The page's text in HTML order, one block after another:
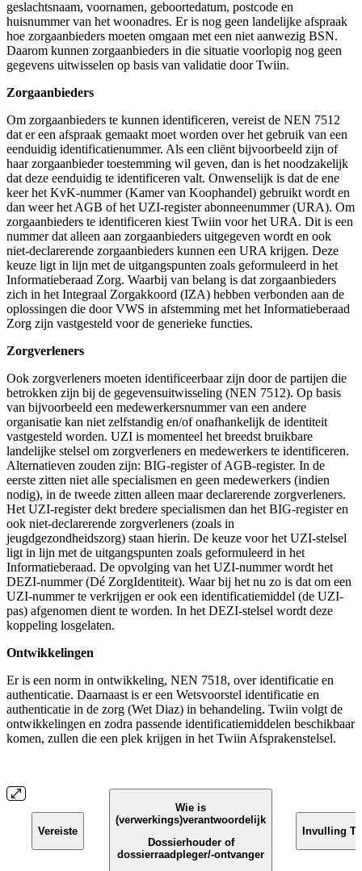
geslachtsnaam, voornamen, geboortedatum, postcode en
huisnummer van het woonadres. Er is nog geen landelijke afspraak
hoe zorgaanbieders moeten omgaan met een niet aanwezig BSN.
Daarom kunnen zorgaanbieders in die situatie voorlopig nog geen
gegevens uitwisselen op basis van validatie door Twiin.
Zorgaanbieders
Om zorgaanbieders te kunnen identificeren, vereist de NEN 7512
dat er een afspraak gemaakt moet worden over het gebruik van een
eenduidig identificatienummer. Als een cliënt bijvoorbeeld zijn of
haar zorgaanbieder toestemming wil geven, dan is het noodzakelijk
dat deze eenduidig te identificeren valt. Onwenselijk is dat de ene
keer het KvK-nummer (Kamer van Koophandel) gebruikt wordt en
dan weer het AGB of het UZI-register abonneenummer (URA). Om
zorgaanbieders te identificeren kiest Twiin voor het URA. Dit is een
nummer dat alleen aan zorgaanbieders uitgegeven wordt en ook
niet-declarerende zorgaanbieders kunnen een URA krijgen. Deze
keuze ligt in lijn met de uitgangspunten zoals geformuleerd in het
Informatieberaad Zorg. Waarbij van belang is dat zorgaanbieders
zich in het Integraal Zorgakkoord (IZA) hebben verbonden aan de
oplossingen die door VWS in afstemming met het Informatieberaad
Zorg zijn vastgesteld voor de generieke functies.
Zorgverleners
Ook zorgverleners moeten identificeerbaar zijn door de partijen die
betrokken zijn bij de gegevensuitwisseling (NEN 7512). Op basis
van bijvoorbeeld een medewerkersnummer van een andere
organisatie kan niet zelfstandig en/of onafhankelijk de identiteit
vastgesteld worden. UZI is momenteel het breedst bruikbare
landelijke stelsel om zorgverleners en medewerkers te identificeren.
Alternatieven zouden zijn: BIG-register of AGB-register. In de
eerste zitten niet alle specialismen en geen medewerkers (indien
nodig), in de tweede zitten alleen maar declarerende zorgverleners.
Het UZI-register dekt bredere specialismen dan het BIG-register en
ook niet-declarerende zorgverleners (zoals in
jeugdgezondheidszorg) staan hierin. De keuze voor het UZI-stelsel
ligt in lijn met de uitgangspunten zoals geformuleerd in het
Informatieberaad. De opvolging van het UZI-nummer wordt het
DEZI-nummer (Dé ZorgIdentiteit). Waar bij het nu zo is dat om een
UZI-nummer te verkrijgen er ook een identificatiemiddel (de UZI-
pas) afgenomen dient te worden. In het DEZI-stelsel wordt deze
koppeling losgelaten.
Ontwikkelingen
Er is een norm in ontwikkeling, NEN 7518, over identificatie en
authenticatie. Daarnaast is er een Wetsvoorstel identificatie en
authenticatie in de zorg (Wet Diaz) in behandeling. Twiin volgt de
ontwikkelingen en zodra passende identificatiemiddelen beschikbaar
komen, zullen die een plek krijgen in het Twiin Afsprakenstelsel.
Vereiste
Wie is
(verwerkings)verantwoordelijk
Dossierhouder of
dossierraadpleger/-ontvanger
Invulling